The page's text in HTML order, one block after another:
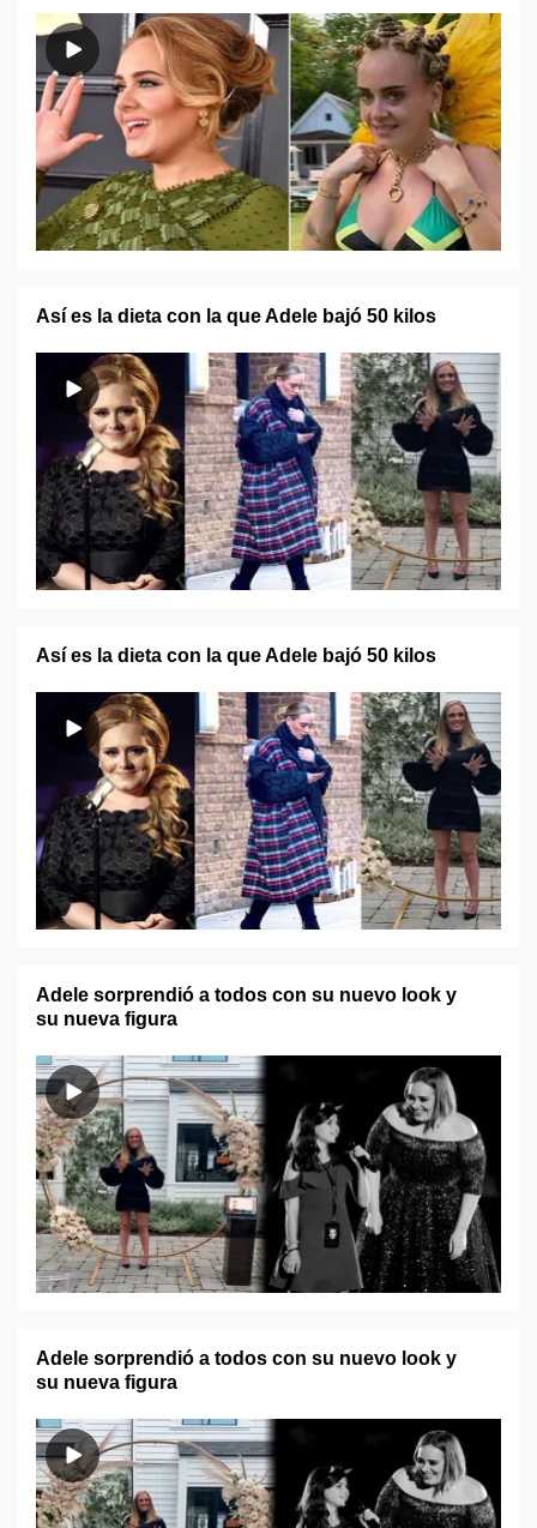
Así es la dieta con la que Adele bajó 50 kilos
Así es la dieta con la que Adele bajó 50 kilos
Adele sorprendió a todos con su nuevo look y
su nueva figura
Adele sorprendió a todos con su nuevo look y
su nueva figura